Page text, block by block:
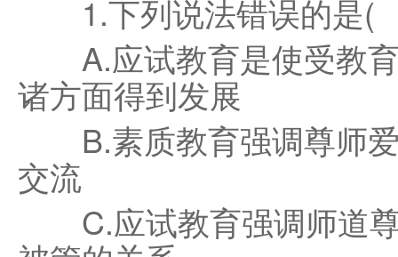
1.下列说法错误的
A.应试教育是使受教育
诸方面得到发展
B.素质教育强调尊师爱
交流
C.应试教育强调师道尊